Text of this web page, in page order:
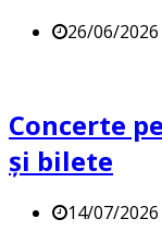
26/06/2026
Concerte
și bilete
14/07/2026